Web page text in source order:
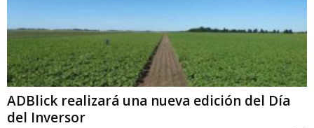
ADBlick realizará una nueva edición del Día
del Inversor